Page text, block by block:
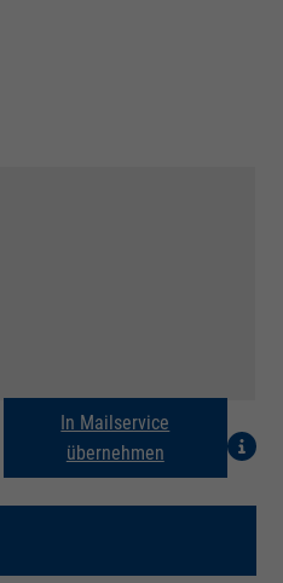
In Mailservice
übernehmen